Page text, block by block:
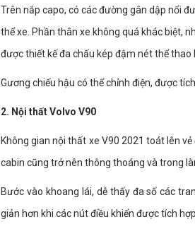
Trên nắp capo, có các đường gân dập nổi
thể xe. Phần thân xe không quá khác biệt,
được thiết kế đa chấu kép đậm nét thể thao
Gương chiếu hậu có thể chỉnh điện, được
2. Nội thất Volvo V90
Không gian nội thất xe V90 2021 toát lên
cabin cũng trở nên thông thoáng và trong
Bước vào khoang lái, dễ thấy đa số các
giản hơn khi các nút điều khiển được tích